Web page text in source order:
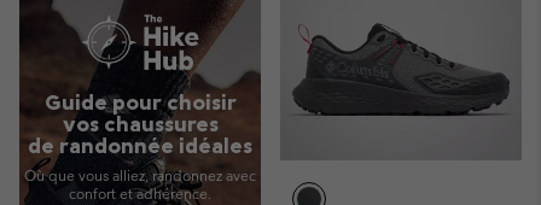
Guide pour choisir
vos chaussures
de randonnée idéales
Où que vous alliez, randonnez avec
confort et adhérence.